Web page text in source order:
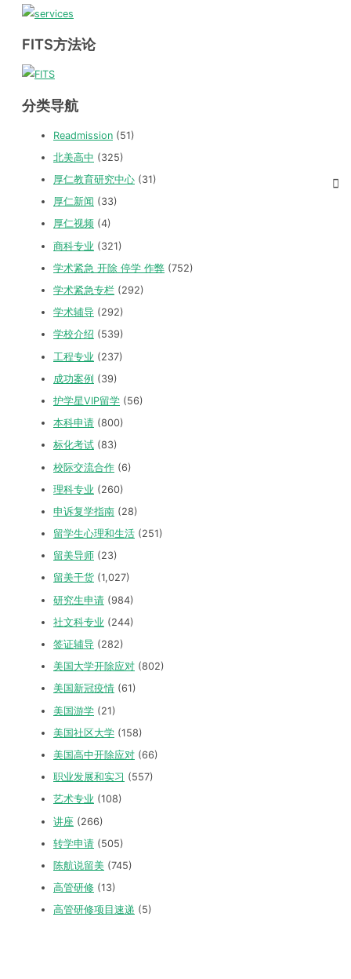
FITS方法论
分类导航
Readmission (51)
北美高中 (325)
厚仁教育研究中心 (31)
厚仁新闻 (33)
厚仁视频 (4)
商科专业 (321)
学术紧急 开除 停学 作弊 (752)
学术紧急专栏 (292)
学术辅导 (292)
学校介绍 (539)
工程专业 (237)
成功案例 (39)
护学星VIP留学 (56)
本科申请 (800)
标化考试 (83)
校际交流合作 (6)
理科专业 (260)
申诉复学指南 (28)
留学生心理和生活 (251)
留美导师 (23)
留美干货 (1,027)
研究生申请 (984)
社文科专业 (244)
签证辅导 (282)
美国大学开除应对 (802)
美国新冠疫情 (61)
美国游学 (21)
美国社区大学 (158)
美国高中开除应对 (66)
职业发展和实习 (557)
艺术专业 (108)
讲座 (266)
转学申请 (505)
陈航说留美 (745)
高管研修 (13)
高管研修项目速递 (5)